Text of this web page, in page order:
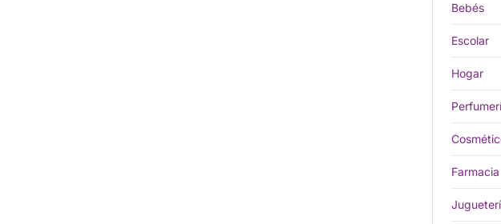
Bebés
Escolar
Hogar
Farmacia